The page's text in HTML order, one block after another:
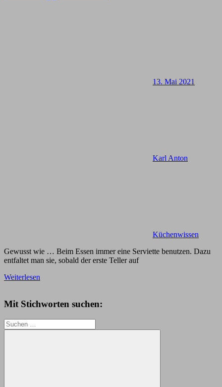
13. Mai 2021
Karl Anton
Küchenwissen
Gewusst wie … Beim Essen immer eine Serviette benutzen. Dazu
entfaltet man sie, sobald der erste Teller auf
Weiterlesen
Mit Stichworten suchen:
Suchen
nach: